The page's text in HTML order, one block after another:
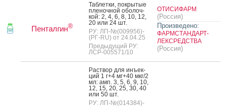
Пенталгин®
Таб­летки, пок­ры­тые
пле­ноч­ной обо­лоч­
кой: 2, 4, 6, 8, 10, 12,
20 или 24 шт.
РУ: ЛП-№(009956)-
(РГ-RU) от 24.04.25
Предыдущий РУ:
ЛСР-005571/10
ОТИСИФАРМ
(Россия)
Произведено:
ФАРМСТАНДАРТ-
ЛЕКСРЕДСТВА
(Россия)
Рас­твор для инъ­ек­
ций 1 г+4 мг+40 мкг/2
мл: амп. 3, 5, 6, 9, 10,
12, 15, 20, 25, 30, 40
или 50 шт.
РУ: ЛП-№(014384)-